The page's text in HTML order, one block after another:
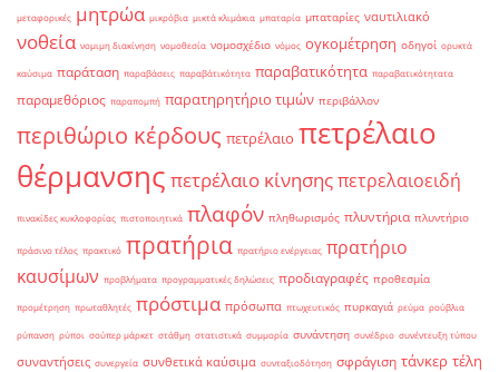
μεταφορικές μητρώα μικρόβια μικτά κλιμάκια μπαταρία μπαταρίες ναυτιλιακό
νοθεία νομιμη διακίνηση νομοθεσία νομοσχέδιο νόμος ογκομέτρηση οδηγοί ορυκτά
καύσιμα παράταση παραβάσεις παραβάτικότητα παραβατικότητα παραβατικότητατα
παραμεθόριος παραπομπή παρατηρητήριο τιμών περιβάλλον
περιθώριο κέρδους πετρέλαιο πετρέλαιο
θέρμανσης πετρέλαιο κίνησηςπετρελαιοειδή
πινακίδες κυκλοφορίας πιστοποιητικά πλαφόν πληθωρισμός πλυντήρια πλυντήριο
πράσινο τέλος πρακτικό πρατήρια πρατήριο ενέργειας πρατήριο
καυσίμων προβλήματα προγραμματικές δηλώσεις προδιαγραφές προθεσμία
προμέτρηση πρωταθλητές πρόστιμα πρόσωπα πτωχευτικός πυρκαγιά ρεύμα ρούβλια
ρύπανση ρύποι σούπερ μάρκετ στάθμη στατιστικά συμμορία συνάντηση συνέδριο συνέντευξη τύπου
συναντήσεις συνεργεία συνθετικά καύσιμα συνταξιοδότηση σφράγιση τάνκερ τέλη